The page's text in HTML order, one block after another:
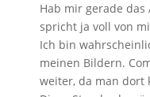
Hab mir gerade
spricht ja voll von
Ich bin
meinen Bildern.
weiter, da man dort